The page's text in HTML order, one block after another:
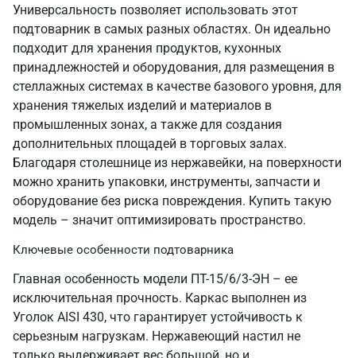
Универсальность позволяет использовать этот
подтоварник в самых разных областях. Он идеально
подходит для хранения продуктов, кухонных
принадлежностей и оборудования, для размещения в
стеллажных системах в качестве базового уровня, для
хранения тяжелых изделий и материалов в
промышленных зонах, а также для создания
дополнительных площадей в торговых залах.
Благодаря столешнице из нержавейки, на поверхности
можно хранить упаковки, инструменты, запчасти и
оборудование без риска повреждения. Купить такую
модель – значит оптимизировать пространство.
Ключевые особенности подтоварника
Главная особенность модели ПТ-15/6/3-ЭН – ее
исключительная прочность. Каркас выполнен из
Уголок AISI 430, что гарантирует устойчивость к
серьезным нагрузкам. Нержавеющий настил не